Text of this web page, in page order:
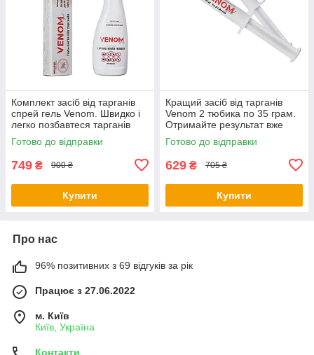
Комплект засіб від тарганів
спрей гель Venom. Швидко і
легко позбавтеся тарганів
Готово до відправки
749 ₴ 900 ₴
Купити
Кращий засіб від тарганів
Venom 2 тюбика по 35 грам.
Отримайте результат вже
сьогодні замовляйте Веном
від тарганів
Готово до відправки
629 ₴ 705 ₴
Купити
Про нас
96% позитивних з 69 відгуків за рік
Працює з 27.06.2022
м. Київ
Київ, Україна
Контакти